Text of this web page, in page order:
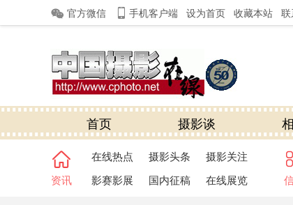
官方微信 手机客户端 设为首页 收藏本站
首页 摄影谈
资讯
在线热点 摄影头条
摄影关注
影赛影展
国内征稿 在线展览